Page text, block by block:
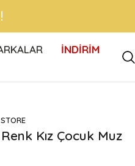
İNDİRİM
Renk Kız Çocuk Muz